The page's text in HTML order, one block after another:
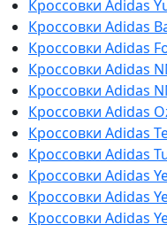
Кроссовки Adidas
Кроссовки Adidas
Кроссовки Adidas
Кроссовки Adidas
Кроссовки Adidas
Кроссовки Adidas
Кроссовки Adidas
Кроссовки Adidas
Кроссовки Adidas
Кроссовки Adidas
Кроссовки Adidas